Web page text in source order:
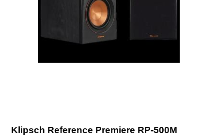
Klipsch Reference Premiere RP-500M